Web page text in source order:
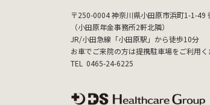
〒250-0004神奈川県小田原市浜町1-1-49
（小田原年金事務所2軒北隣）
JR/小田急線「小田原駅」から徒歩10分
お車でご来院の方は提携駐車場をご利用
TEL
0465-24-6225